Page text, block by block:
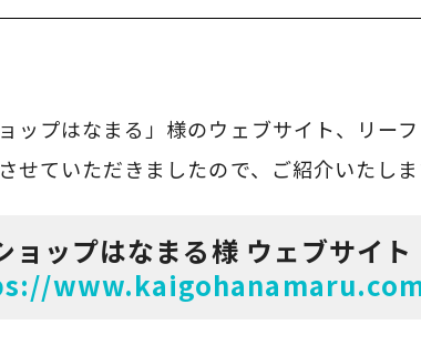
ップはなまる」様のウェブサイト、リー
せていただきましたので、ご紹介いたし
ョップはなまる様 ウェブサイト